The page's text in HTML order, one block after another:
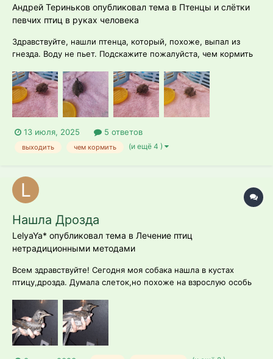
Андрей Териньков опубликовал тема в Птенцы и слётки
певчих птиц в руках человека
Здравствуйте, нашли птенца, который, похоже, выпал из
гнезда. Воду не пьет. Подскажите пожалуйста, чем кормить
кто-то)?
13 июля, 2025 5 ответов
выходить чем кормить (и ещё 4 )
Нашла Дрозда
LelyaYa* опубликовал тема в Лечение птиц
нетрадиционными методами
Всем здравствуйте! Сегодня моя собака нашла в кустах
птицу,дрозда. Думала слеток,но похоже на взрослую особь
взлететь. Крылья вроде впорядке держит их правильно, ран
нигде нет,а поднять себя не может. Не могу понять,что с
ним.